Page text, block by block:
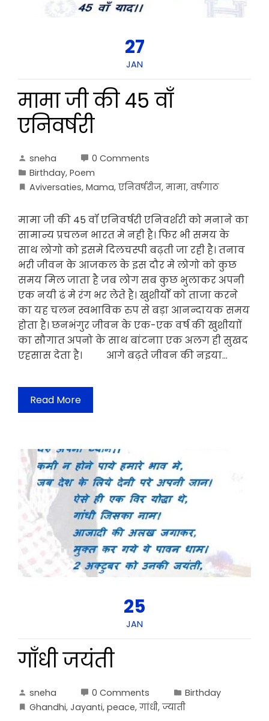
27
JAN
मामा जी की 45 वाँ
एनिवर्षरी
sneha
0 Comments
Birthday, Poem
Aviversaties, Mama, एनिवर्षरीज, मामा, वर्षगाठ
मामा जी की 45 वॉ एनिवर्षरी एनिवर्शरी को मनाने का
सामान्य प्रचलन भारत मे नही है। फिर भी समय के
साथ लोगो को इसमे दिलचस्पी बढ़ती जा रही है। तनाव
भरी जीवन के आजकल के इस दौर मे लोगो को कुछ
समय मिल जाता है जब लोग सब कुछ भुलाकर अपनी
एक नयी ढं मे रंग भर लेते है। खुशीयोँ को ताजा करने
का यह चलन स्वभाविक रुप से बड़ा आनन्दायक समय
होता है। छनभंगुर जीवन के एक-एक वर्ष की खुशीयाों
का सौगात अपनो के साथ बांटनाा एक अलग ही सुखद
एहसास देता है। आगे बढ़ते जीवन की नइया…
Read More
25
JAN
गाँधी जयंती
sneha 0 Comments
Birthday
Ghandhi, Jayanti, peace, गांधी, ज्याती